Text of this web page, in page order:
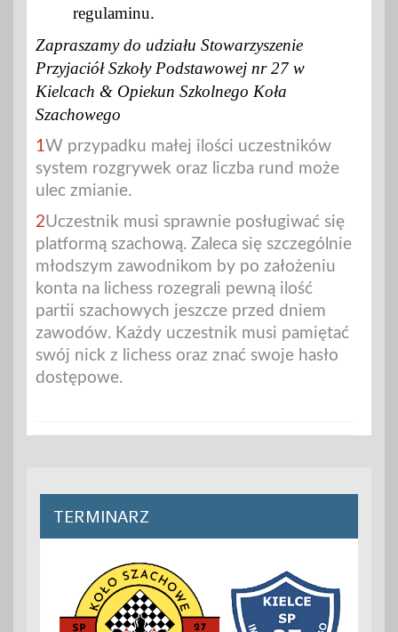
regulaminu.
Zapraszamy do udziału Stowarzyszenie
Przyjaciół Szkoły Podstawowej nr 27 w
Kielcach & Opiekun Szkolnego Koła
Szachowego
1W przypadku małej ilości uczestników
system rozgrywek oraz liczba rund może
ulec zmianie.
2Uczestnik musi sprawnie posługiwać się
platformą szachową. Zaleca się szczególnie
młodszym zawodnikom by po założeniu
konta na lichess rozegrali pewną ilość
partii szachowych jeszcze przed dniem
zawodów. Każdy uczestnik musi pamiętać
swój nick z lichess oraz znać swoje hasło
dostępowe.
TERMINARZ